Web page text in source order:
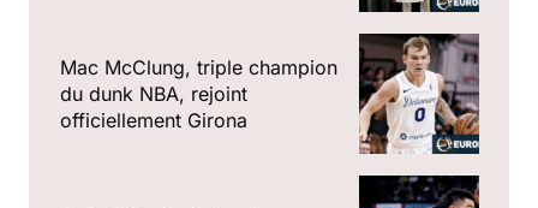
Mac McClung, triple champion
du dunk NBA, rejoint
officiellement Girona